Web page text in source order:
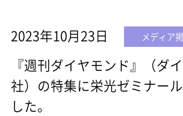
2023年10月23日 メディア
『週刊ダイヤモンド』（ダ
社）の特集に栄光ゼミナー
した。